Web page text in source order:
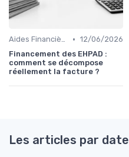
Aides Financières et Subventions • 12/06/2026
Financement des EHPAD :
comment se décompose
réellement la facture ?
Les articles par date